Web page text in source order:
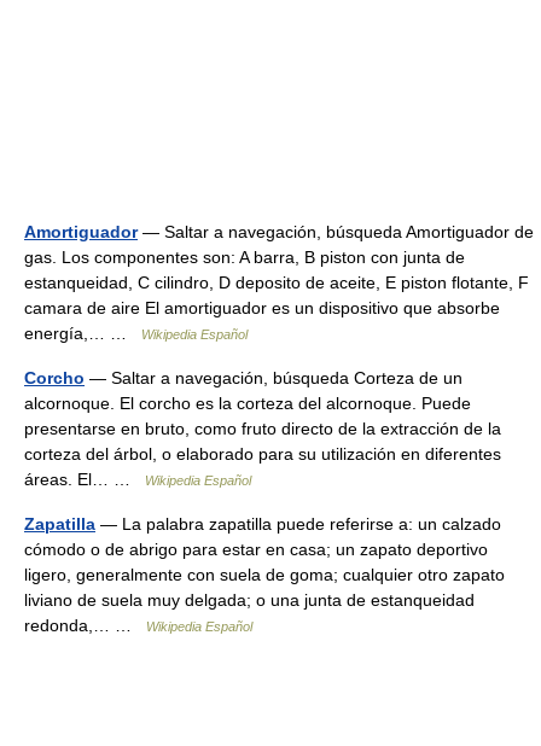
Amortiguador— Saltar a navegación, búsqueda Amortiguador de
gas. Los componentes son: A barra, B piston con junta de
estanqueidad, C cilindro, D deposito de aceite, E piston flotante, F
camara de aire El amortiguador es un dispositivo que absorbe
energía,… …
Wikipedia Español
Corcho — Saltar a navegación, búsqueda Corteza de un
alcornoque. El corcho es la corteza del alcornoque. Puede
presentarse en bruto, como fruto directo de la extracción de la
corteza del árbol, o elaborado para su utilización en diferentes
áreas. El… …
Wikipedia Español
Zapatilla — La palabra zapatilla puede referirse a: un calzado
cómodo o de abrigo para estar en casa; un zapato deportivo
ligero, generalmente con suela de goma; cualquier otro zapato
liviano de suela muy delgada; o una junta de estanqueidad
redonda,… …
Wikipedia Español